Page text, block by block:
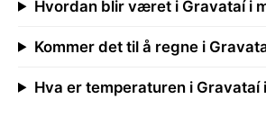
Hvordan blir været i Gravataí i
Kommer det til å regne i
Hva er temperaturen i Gravataí